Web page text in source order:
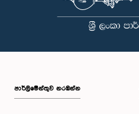
පාර්ලි‌මේන්තුව නරඹන්න